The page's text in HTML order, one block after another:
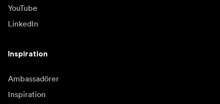
YouTube
LinkedIn
Inspiration
Ambassadörer
Inspiration